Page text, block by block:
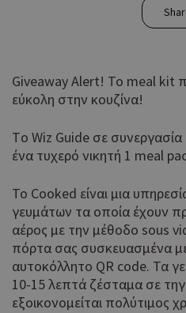
Giveaway Alert! To meal kit
εύκολη στην κουζίνα!
Tο Wiz Guide σε
ένα τυχερό νικητή 1 meal
Το Cooked είναι μια
γευμάτων τα οποία έχουν
αέρος με την μέθοδο sous
πόρτα σας συσκευασμένα
αυτοκόλλητο QR code. Τα
10-15 λεπτά ζέσταμα σε
εξοικονομείται πολύτιμος